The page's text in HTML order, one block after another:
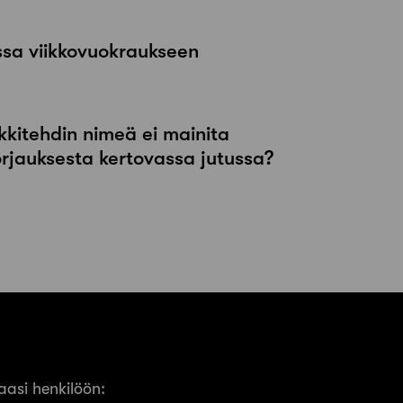
viikkovuokraukseen
nimeä ei mainita
kertovassa jutussa?
henkilöön: